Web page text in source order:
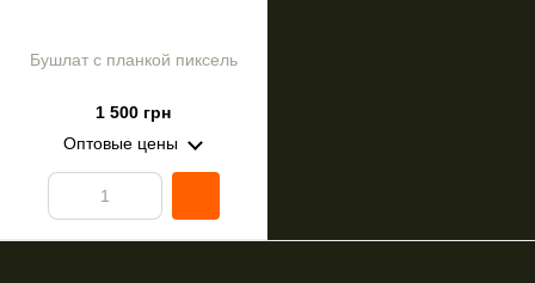
Бушлат с планкой пиксель
1 500 грн
Оптовые цены